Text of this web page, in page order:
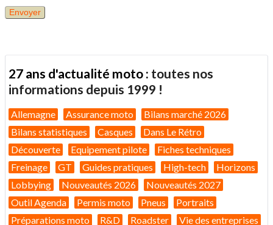
27 ans d'actualité moto : toutes nos
informations depuis 1999 !
Allemagne Assurance moto
Bilans marché 2026
Bilans statistiques
Casques
Dans Le Rétro
Découverte
Equipement pilote
Fiches techniques
Freinage
GT Guides pratiques High-tech
Horizons
Lobbying
Nouveautés 2026
Nouveautés 2027
Outil Agenda
Permis moto Pneus
Portraits
Préparations moto
R&D Roadster Vie des entreprises